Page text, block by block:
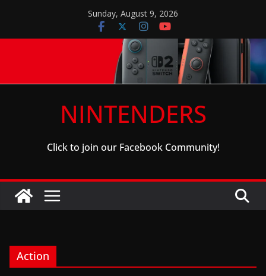
content
Sunday, August 9, 2026
NINTENDERS
Click to join our Facebook Community!
Action